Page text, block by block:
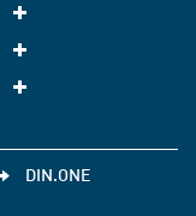
DIN.ONE